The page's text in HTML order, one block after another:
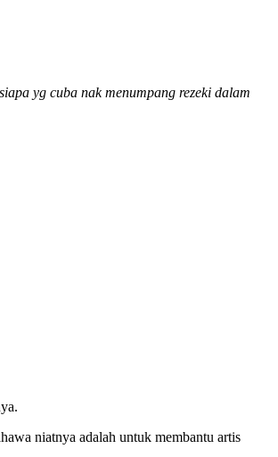
yg cuba nak menumpang rezeki dalam
niatnya adalah untuk membantu artis